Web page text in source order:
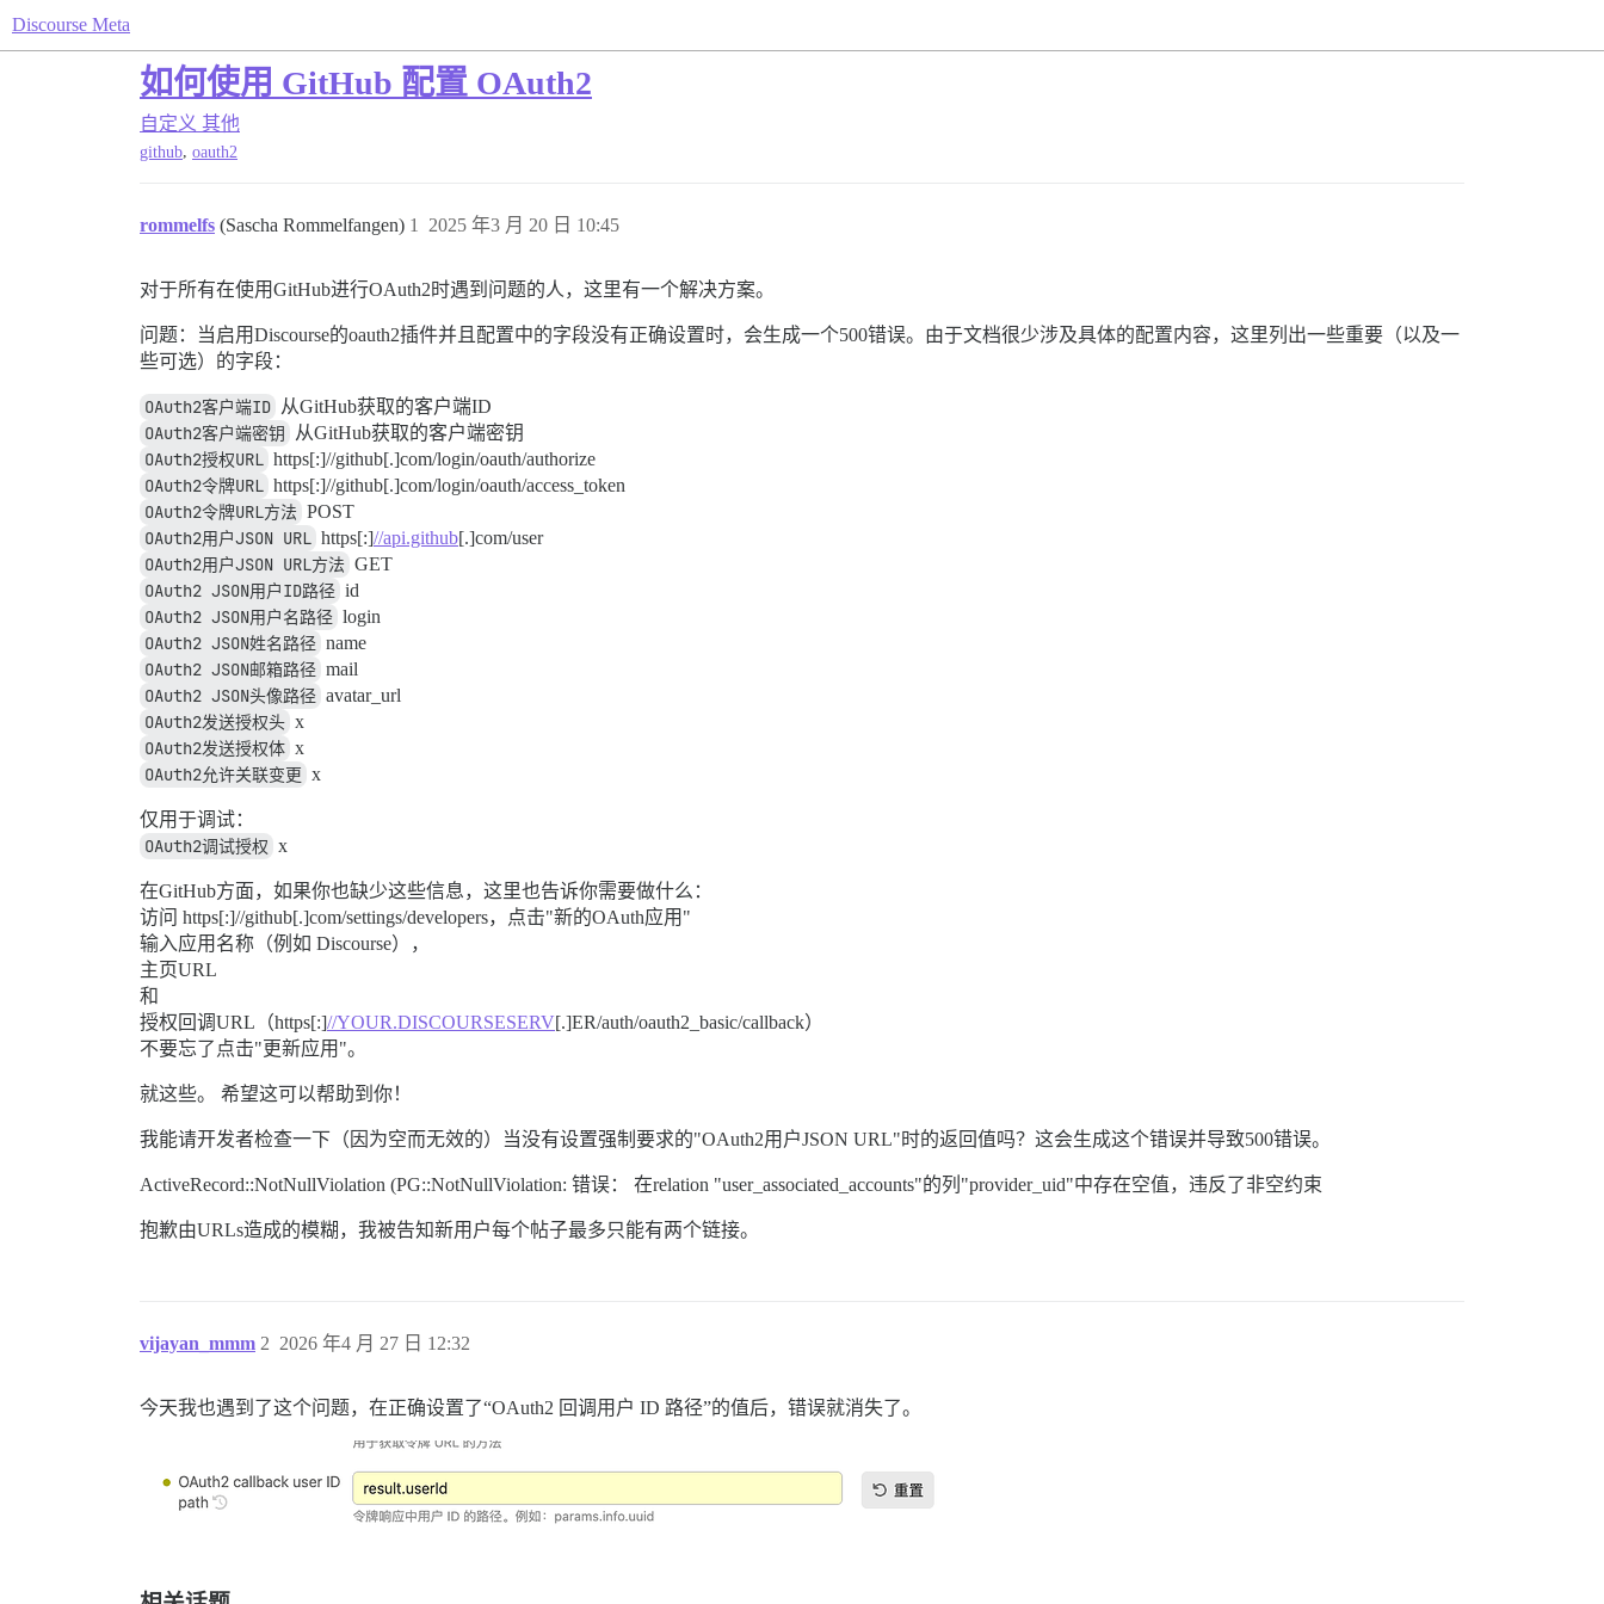
Discourse Meta
如何使用 GitHub 配置 OAuth2
自定义 其他
github, oauth2
rommelfs (Sascha Rommelfangen) 2025 年3 月 20 日 10:45
1
对于所有在使用GitHub进行OAuth2时遇到问题的人，这里有一个解决方案。
问题：当启用Discourse的oauth2插件并且配置中的字段没有正确设置时，会生成一个500错误。由于文档很少涉及具体的配置内容，这里列出一些重要（以及一
些可选）的字段：
OAuth2客户端ID 从GitHub获取的客户端ID
OAuth2客户端密钥 从GitHub获取的客户端密钥
OAuth2授权URL https[:]//github[.]com/login/oauth/authorize
OAuth2令牌URL https[:]//github[.]com/login/oauth/access_token
OAuth2令牌URL方法 POST
OAuth2用户JSON URL https[:]//api.github[.]com/user
OAuth2用户JSON URL方法 GET
OAuth2 JSON用户ID路径 id
OAuth2 JSON用户名路径 login
OAuth2 JSON姓名路径 name
OAuth2 JSON邮箱路径 mail
OAuth2 JSON头像路径 avatar_url
OAuth2发送授权头 x
OAuth2发送授权体 x
OAuth2允许关联变更 x
仅用于调试：
OAuth2调试授权 x
在GitHub方面，如果你也缺少这些信息，这里也告诉你需要做什么：
访问 https[:]//github[.]com/settings/developers，点击"新的OAuth应用"
输入应用名称（例如 Discourse），
主页URL
和
授权回调URL（https[:]//YOUR.DISCOURSESERV[.]ER/auth/oauth2_basic/callback）
不要忘了点击"更新应用"。
就这些。 希望这可以帮助到你！
我能请开发者检查一下（因为空而无效的）当没有设置强制要求的"OAuth2用户JSON URL"时的返回值吗？这会生成这个错误并导致500错误。
ActiveRecord::NotNullViolation (PG::NotNullViolation: 错误： 在relation "user_associated_accounts"的列"provider_uid"中存在空值，违反了非空约束
抱歉由URLs造成的模糊，我被告知新用户每个帖子最多只能有两个链接。
vijayan_mmm 2026 年4 月 27 日 12:32
2
今天我也遇到了这个问题，在正确设置了“OAuth2 回调用户 ID 路径”的值后，错误就消失了。